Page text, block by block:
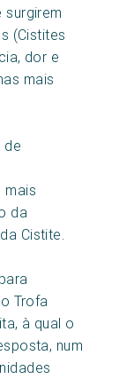
(Cistites
dor e
mais
de
mais
da
Cistite.
Trofa
à qual o
num